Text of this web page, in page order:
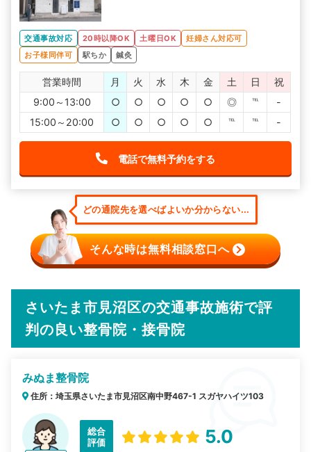
交通事故対応 20時以降OK 土曜日OK
妊婦さん対応可
お子様同伴可
駅ちか 鍼灸
営業時間 月 火 水 木 金 土 日
祝
9:00～13:00
○ ○ ○ ○ ○ ◎ ℡
-
15:00～20:00
○ ○ ○ ○ ○ ℡ ℡ -
電話で無料予約をする
どの通院先を選べばよいか分からない...
そんな時は無料相談窓口へ
さいたま市見沼区の交通事故施術で評
判の良い整骨院・接骨院
みぬま整骨院
住所：埼玉県さいたま市見沼区南中野467-1 スガヤハイツ103
総合
評価
5.0